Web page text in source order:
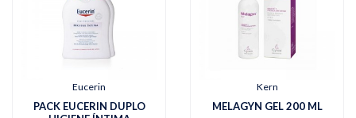
Eucerin
PACK EUCERIN DUPLO
Kern
MELAGYN GEL 200 ML